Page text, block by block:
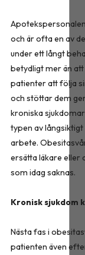
och är ofta en av
under ett långt
betydligt mer än
patienter att följa
och stöttar dem
kroniska
typen av
arbete.
ersätta läkare eller
som idag saknas.
Kronisk sjukdom
Nästa fas i
patienten även